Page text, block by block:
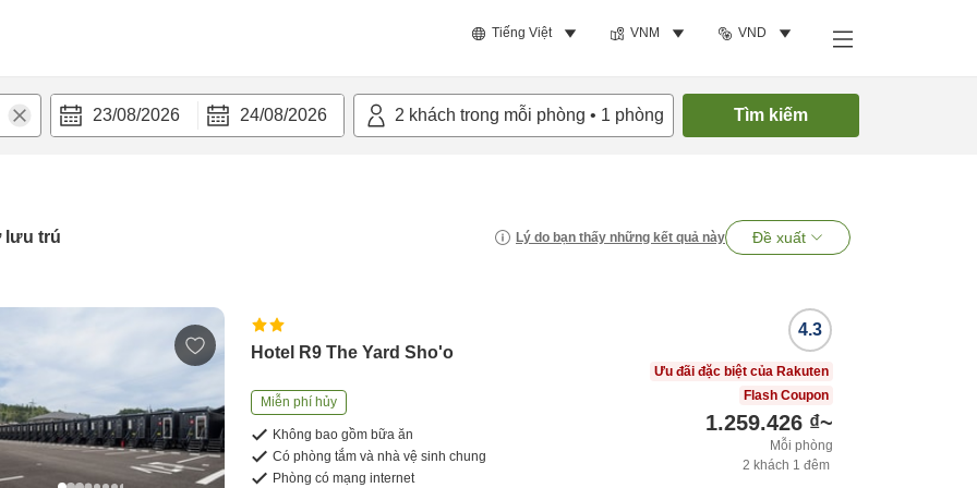
Tiếng Việt VNM VND
23/08/2026 24/08/2026 2 khách trong mỗi phòng • 1 phòng Tìm kiếm
lưu trú Lý do bạn thấy những kết quả này Đề xuất
Hotel R9 The Yard Sho'o
Miễn phí hủy
Không bao gồm bữa ăn
Có phòng tắm và nhà vệ sinh chung
Phòng có mạng internet
4.3
Ưu đãi đặc biệt của Rakuten
Flash Coupon
1.259.426 ₫~
Mỗi phòng
2 khách 1 đêm